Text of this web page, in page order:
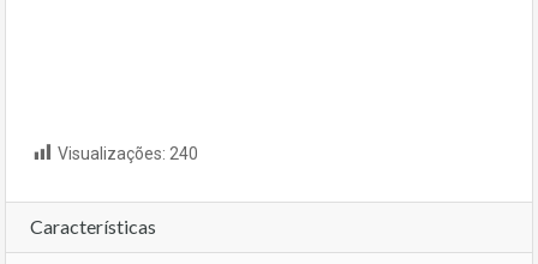
Visualizações: 240
Características